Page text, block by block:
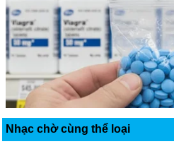
Nhạc chờ cùng thể loại